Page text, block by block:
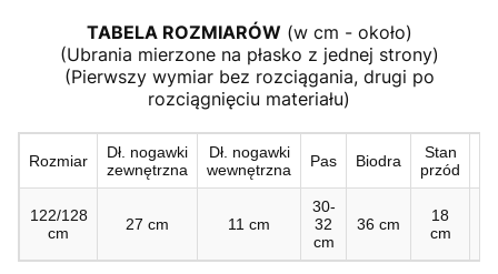
TABELA ROZMIARÓW(w cm - około)
(Ubrania mierzone na płasko z jednej strony)
(Pierwszy wymiar bez rozciągania, drugi po
rozciągnięciu materiału)
Rozmiar
Dł. nogawki
zewnętrzna
Dł. nogawki
wewnętrzna
Pas Biodra
Stan
przód
122/128
cm
27 cm 11 cm
30-
32
cm
36 cm
18
cm